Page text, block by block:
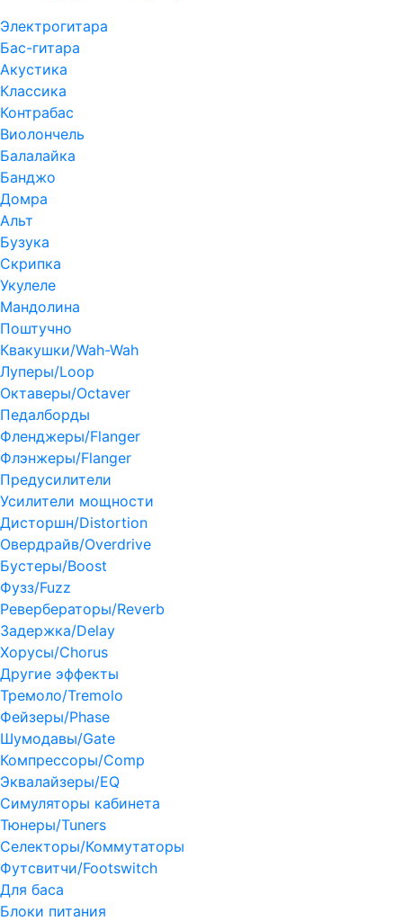
Электрогитара
Бас-гитара
Акустика
Классика
Контрабас
Виолончель
Балалайка
Банджо
Домра
Альт
Бузука
Скрипка
Укулеле
Мандолина
Поштучно
Квакушки/Wah-Wah
Луперы/Loop
Октаверы/Octaver
Педалборды
Фленджеры/Flanger
Флэнжеры/Flanger
Предусилители
Усилители мощности
Дисторшн/Distortion
Овердрайв/Overdrive
Бустеры/Boost
Фузз/Fuzz
Ревербераторы/Reverb
Задержка/Delay
Хорусы/Chorus
Другие эффекты
Тремоло/Tremolo
Фейзеры/Phase
Шумодавы/Gate
Компрессоры/Comp
Эквалайзеры/EQ
Симуляторы кабинета
Тюнеры/Tuners
Селекторы/Коммутаторы
Футсвитчи/Footswitch
Для баса
Блоки питания